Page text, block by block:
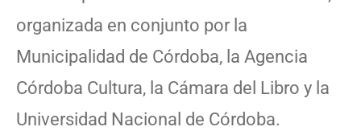
organizada en conjunto por la
Municipalidad de Córdoba, la Agencia
Córdoba Cultura, la Cámara del Libro y la
Universidad Nacional de Córdoba.